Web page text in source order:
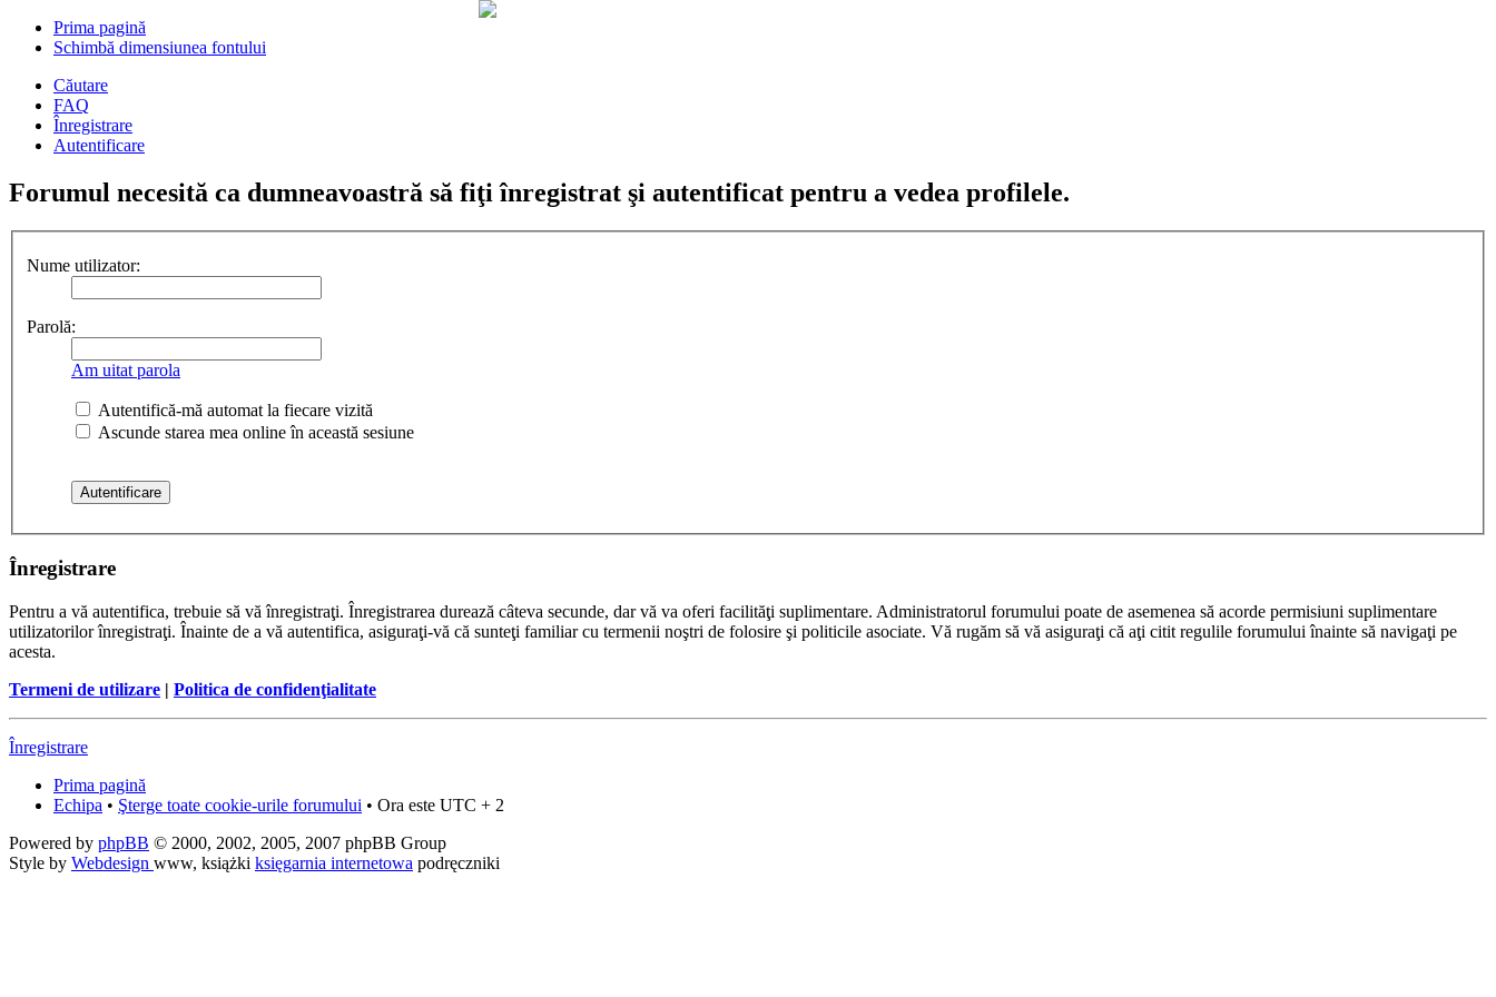
Prima pagină
Schimbă dimensiunea fontului
Căutare
FAQ
Înregistrare
Autentificare
Forumul necesită ca dumneavoastră să fiţi înregistrat şi autentificat pentru a vedea profilele.
Nume utilizator:
Parolă:
Am uitat parola
Autentifică-mă automat la fiecare vizită
Ascunde starea mea online în această sesiune
Înregistrare
Pentru a vă autentifica, trebuie să vă înregistraţi. Înregistrarea durează câteva secunde, dar vă va oferi facilităţi suplimentare. Administratorul forumului poate de asemenea să acorde permisiuni suplimentare
utilizatorilor înregistraţi. Înainte de a vă autentifica, asiguraţi-vă că sunteţi familiar cu termenii noştri de folosire şi politicile asociate. Vă rugăm să vă asiguraţi că aţi citit regulile forumului înainte să navigaţi pe
acesta.
Termeni de utilizare | Politica de confidenţialitate
Înregistrare
Prima pagină
Echipa • Şterge toate cookie-urile forumului • Ora este UTC + 2
Powered by phpBB © 2000, 2002, 2005, 2007 phpBB Group
Style by Webdesign www, książki księgarnia internetowa podręczniki